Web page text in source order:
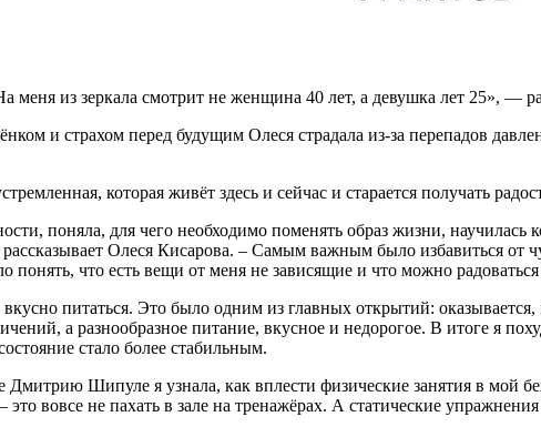
меня из зеркала смотрит не женщина 40 лет, а девушка лет 25», —
и страхом перед будущим Олеся страдала из-за перепадов
которая живёт здесь и сейчас и старается получать
поняла, для чего необходимо поменять образ жизни, научилась
Олеся Кисарова. – Самым важным было избавиться от
что есть вещи от меня не зависящие и что можно
питаться. Это было одним из главных открытий:
а разнообразное питание, вкусное и недорогое. В итоге я
стало более стабильным.
Дмитрию Шипуле я узнала, как вплести физические занятия в мой
вовсе не пахать в зале на тренажёрах. А статические